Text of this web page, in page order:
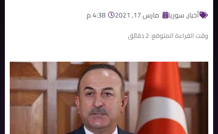
أخبار,سوريا مارس 17, 2021 4:38 م
وقت القراءة المتوقع:2دقائق